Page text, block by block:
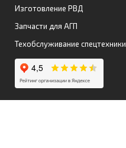
Изготовление РВД
Запчасти для АГП
Техобслуживание спецтехники